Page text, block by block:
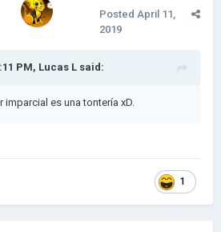
Posted April 11,
2019
PM, Lucas L said:
imparcial es una tontería xD.
1